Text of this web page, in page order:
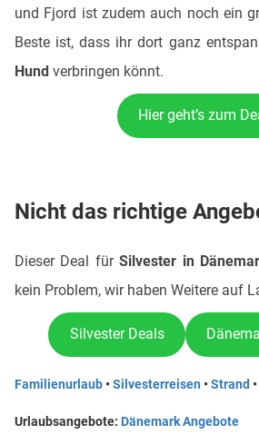
und Fjord ist zudem auch noch ein
Beste ist, dass ihr dort ganz
Hund verbringen könnt.
Hier geht’s zum
Nicht das richtige
Dieser Deal fürSilvester in
kein Problem, wir haben Weitere auf
Silvester Deals
Familienurlaub •Silvesterreisen •Strand •
Urlaubsangebote: Dänemark Angebote